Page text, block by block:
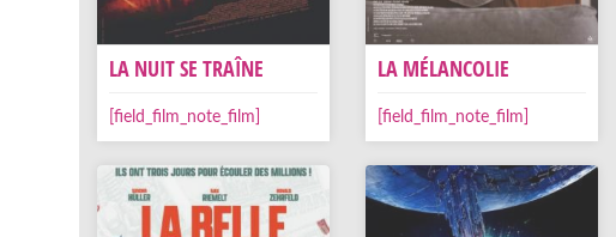
LA NUIT SE TRAÎNE
[field_film_note_film]
LA MÉLANCOLIE
[field_film_note_film]